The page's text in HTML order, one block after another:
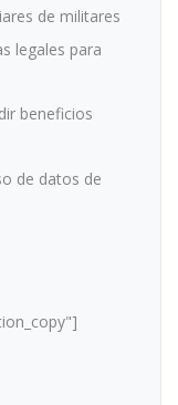
de militares
legales para
beneficios
de datos de